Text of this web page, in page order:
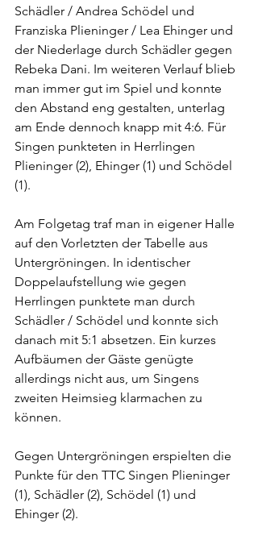
Schädler / Andrea Schödel und
Franziska Plieninger / Lea Ehinger und
der Niederlage durch Schädler gegen
Rebeka Dani. Im weiteren Verlauf blieb
man immer gut im Spiel und konnte
den Abstand eng gestalten, unterlag
am Ende dennoch knapp mit 4:6. Für
Singen punkteten in Herrlingen
Plieninger (2), Ehinger (1) und Schödel
(1).
Am Folgetag traf man in eigener Halle
auf den Vorletzten der Tabelle aus
Untergröningen. In identischer
Doppelaufstellung wie gegen
Herrlingen punktete man durch
Schädler / Schödel und konnte sich
danach mit 5:1 absetzen. Ein kurzes
Aufbäumen der Gäste genügte
allerdings nicht aus, um Singens
zweiten Heimsieg klarmachen zu
können.
Gegen Untergröningen erspielten die
Punkte für den TTC Singen Plieninger
(1), Schädler (2), Schödel (1) und
Ehinger (2).